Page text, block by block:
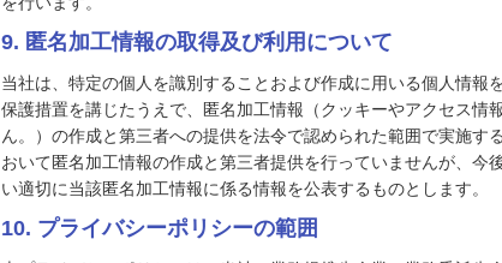
9. 匿名加工情報の取得及び利用について
当社は、特定の個人を識別することおよび作成に用いる個人情報
保護措置を講じたうえで、匿名加工情報（クッキーやアクセス情
ん。）の作成と第三者への提供を法令で認められた範囲で実施す
おいて匿名加工情報の作成と第三者提供を行っていませんが、今
い適切に当該匿名加工情報に係る情報を公表するものとします。
10. プライバシーポリシーの範囲